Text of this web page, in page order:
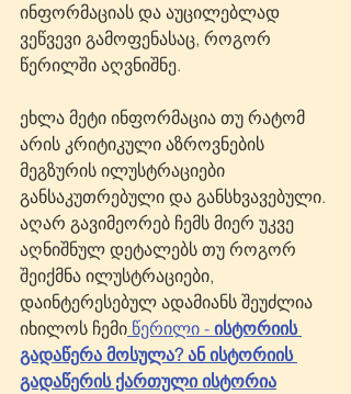
ინფორმაციას და აუცილებლად
ვეწვევი გამოფენასაც, როგორ
წერილში აღვნიშნე.
ეხლა მეტი ინფორმაცია თუ რატომ
არის კრიტიკული აზროვნების
მეგზურის ილუსტრაციები
განსაკუთრებული და განსხვავებული.
აღარ გავიმეორებ ჩემს მიერ უკვე
აღნიშნულ დეტალებს თუ როგორ
შეიქმნა ილუსტრაციები,
დაინტერესებულ ადამიანს შეუძლია
იხილოს ჩემი წერილი - ისტორიის
გადაწერა მოსულა? ან ისტორიის
გადაწერის ქართული ისტორია